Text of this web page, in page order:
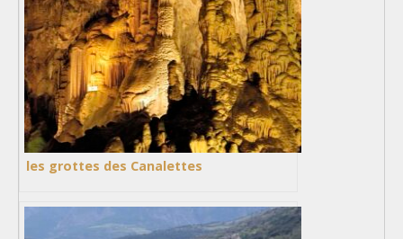
les grottes des Canalettes